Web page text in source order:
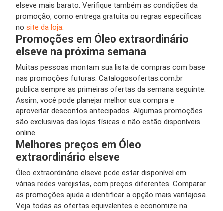
elseve mais barato. Verifique também as condições da
promoção, como entrega gratuita ou regras específicas
no site da loja
Promoções em Óleo extraordinário
elseve na próxima semana
Muitas pessoas montam sua lista de compras com base
nas promoções futuras. Catalogosofertas.com.br
publica sempre as primeiras ofertas da semana seguinte.
Assim, você pode planejar melhor sua compra e
aproveitar descontos antecipados. Algumas promoções
são exclusivas das lojas físicas e não estão disponíveis
online.
Melhores preços em Óleo
extraordinário elseve
Óleo extraordinário elseve pode estar disponível em
várias redes varejistas, com preços diferentes. Comparar
as promoções ajuda a identificar a opção mais vantajosa.
Veja todas as ofertas equivalentes e economize na